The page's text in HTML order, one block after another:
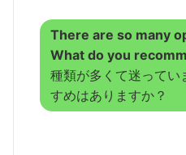
There are so many
What do you
種類が多くて迷ってい
すめはありますか？